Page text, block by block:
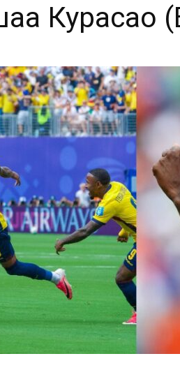
Курасао